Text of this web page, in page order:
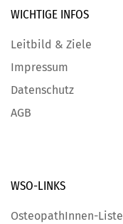
WICHTIGE INFOS
Leitbild & Ziele
Impressum
Datenschutz
AGB
WSO-LINKS
OsteopathInnen-Liste